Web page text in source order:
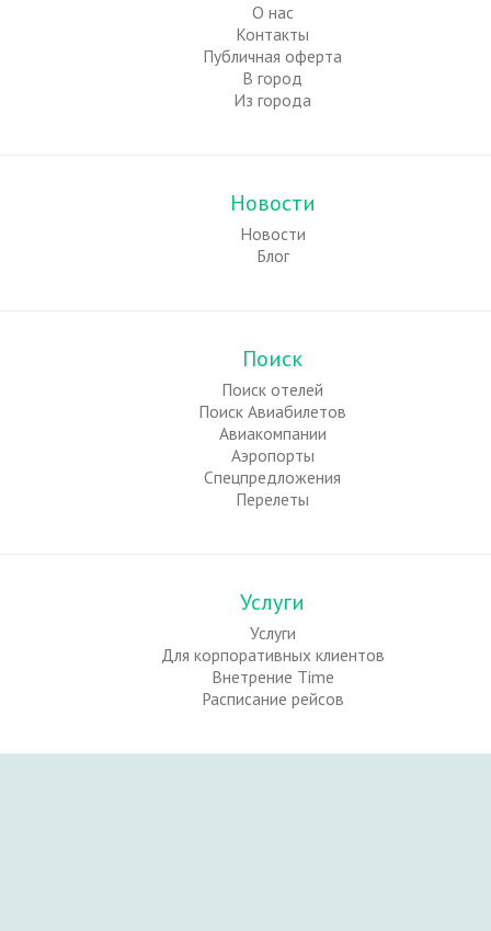
О нас
Контакты
Публичная оферта
В город
Из города
Новости
Новости
Блог
Поиск
Поиск отелей
Поиск Авиабилетов
Авиакомпании
Аэропорты
Спецпредложения
Перелеты
Услуги
Услуги
Для корпоративных клиентов
Внетрение Time
Расписание рейсов